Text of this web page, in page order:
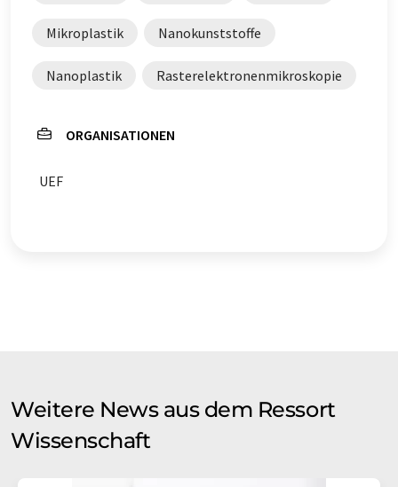
Mikroplastik Nanokunststoffe
Nanoplastik Rasterelektronenmikroskopie
ORGANISATIONEN
UEF
Weitere News aus dem Ressort
Wissenschaft